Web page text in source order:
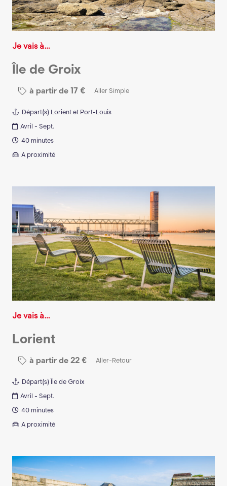
Je vais à…
Île de Groix
à partir de17 € Aller Simple
Départ(s) Lorient et Port-Louis
Avril - Sept.
40 minutes
A proximité
Je vais à…
Lorient
à partir de22 € Aller-Retour
Départ(s) Île de Groix
Avril - Sept.
40 minutes
A proximité